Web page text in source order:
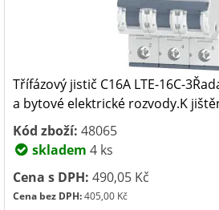
Třífázový jistič C16A LTE-16C-
a bytové elektrické rozvody.K
Kód zboží: 48065
skladem 4 ks
Cena s DPH: 490,05 Kč
Cena bez DPH:405,00 Kč